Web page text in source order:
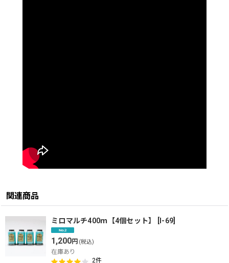
関連商品
ミロマルチ400ｍ【4個セット】 [I-69]
1,200円 (税込)
在庫あり
2件